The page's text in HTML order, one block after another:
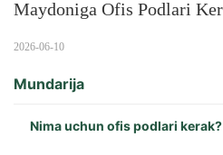
Maydoniga Ofis Podlari
2026-06-10
Mundarija
Nima uchun ofis podlari kerak?